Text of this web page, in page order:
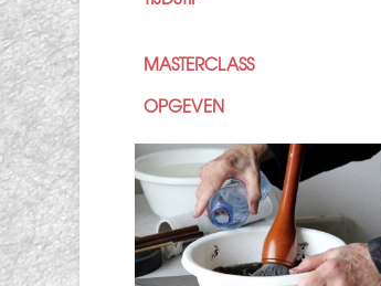
MASTERCLASS
OPGEVEN